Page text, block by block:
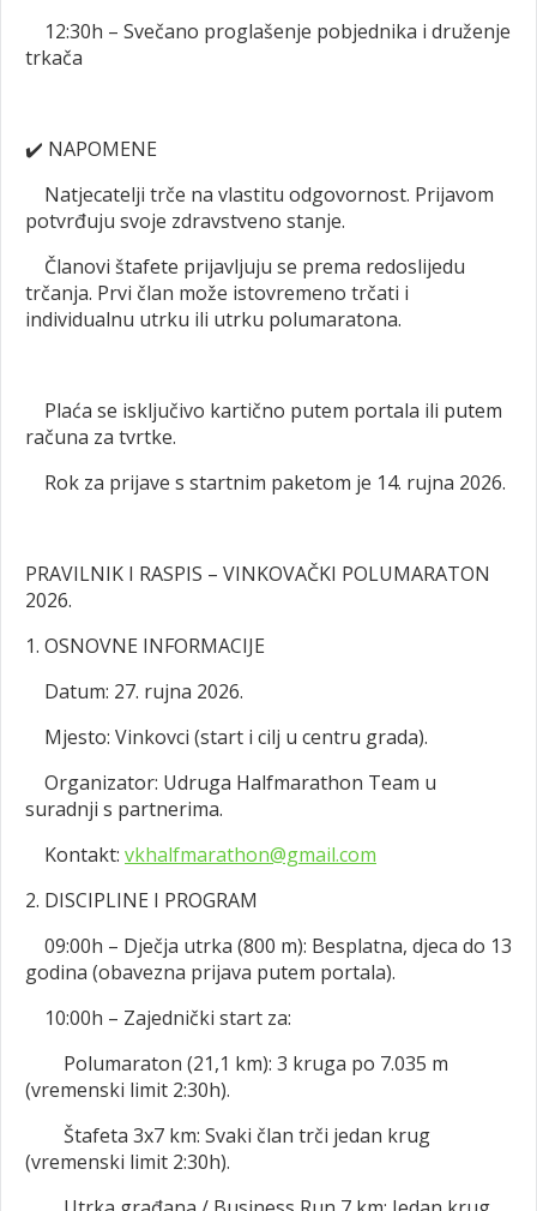
12:30h – Svečano proglašenje pobjednika i druženje
trkača
✔️ NAPOMENE
Natjecatelji trče na vlastitu odgovornost. Prijavom
potvrđuju svoje zdravstveno stanje.
Članovi štafete prijavljuju se prema redoslijedu
trčanja. Prvi član može istovremeno trčati i
individualnu utrku ili utrku polumaratona.
Plaća se isključivo kartično putem portala ili putem
računa za tvrtke.
Rok za prijave s startnim paketom je 14. rujna 2026.
PRAVILNIK I RASPIS – VINKOVAČKI POLUMARATON
2026.
1. OSNOVNE INFORMACIJE
Datum: 27. rujna 2026.
Mjesto: Vinkovci (start i cilj u centru grada).
Organizator: Udruga Halfmarathon Team u
suradnji s partnerima.
Kontakt: vkhalfmarathon@gmail.com
2. DISCIPLINE I PROGRAM
09:00h – Dječja utrka (800 m): Besplatna, djeca do 13
godina (obavezna prijava putem portala).
10:00h – Zajednički start za:
Polumaraton (21,1 km): 3 kruga po 7.035 m
(vremenski limit 2:30h).
Štafeta 3x7 km: Svaki član trči jedan krug
(vremenski limit 2:30h).